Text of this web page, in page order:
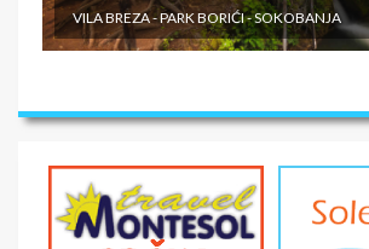
VILA BREZA - PARK BORIĆI - SOKOBANJA